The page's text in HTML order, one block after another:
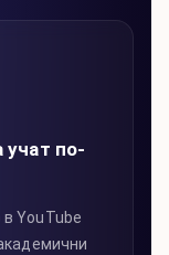
учат по-
YouTube